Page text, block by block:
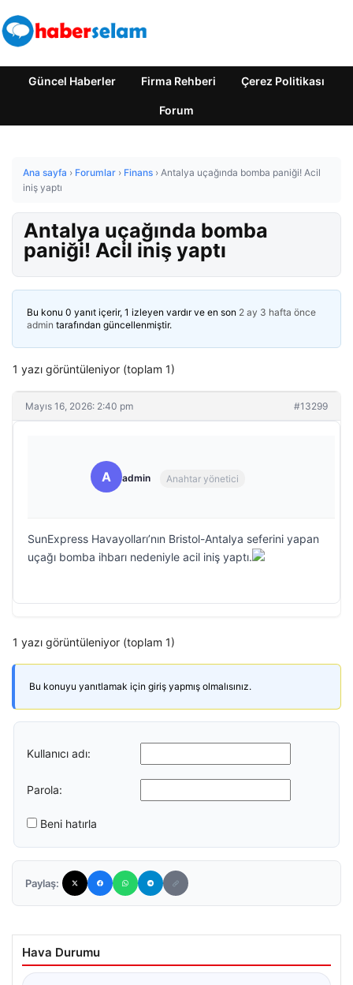
Güncel Haberler Firma Rehberi Çerez Politikası
Forum
Ana sayfa › Forumlar › Finans › Antalya uçağında bomba paniği! Acil
iniş yaptı
Antalya uçağında bomba
paniği! Acil iniş yaptı
Bu konu 0 yanıt içerir, 1 izleyen vardır ve en son 2 ay 3 hafta önce
admin tarafından güncellenmiştir.
1 yazı görüntüleniyor (toplam 1)
Mayıs 16, 2026: 2:40 pm #13299
A admin Anahtar yönetici
SunExpress Havayolları’nın Bristol-Antalya seferini yapan
uçağı bomba ihbarı nedeniyle acil iniş yaptı.
1 yazı görüntüleniyor (toplam 1)
Bu konuyu yanıtlamak için giriş yapmış olmalısınız.
Kullanıcı adı:
Parola:
Beni hatırla
Paylaş:
Hava Durumu